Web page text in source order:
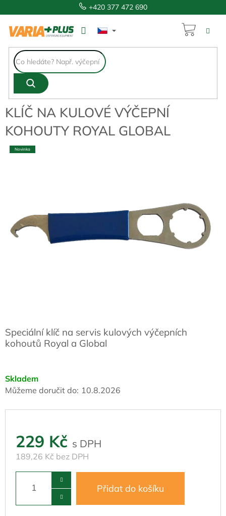
na
+420 377 472 690
KLÍČ NA KULOVÉ VÝČEPNÍ
KOHOUTY ROYAL GLOBAL
Novinka
Skladem
Můžeme doručit do: 10.8.2026
229 Kč
189,26 Kč bez DPH
Přidat do košíku
Speciální klíč na servis kulových výčepních
kohoutů Royal a Global
229 Kč